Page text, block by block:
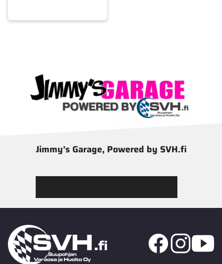
Jimmy’s Garage, Powered by SVH.fi